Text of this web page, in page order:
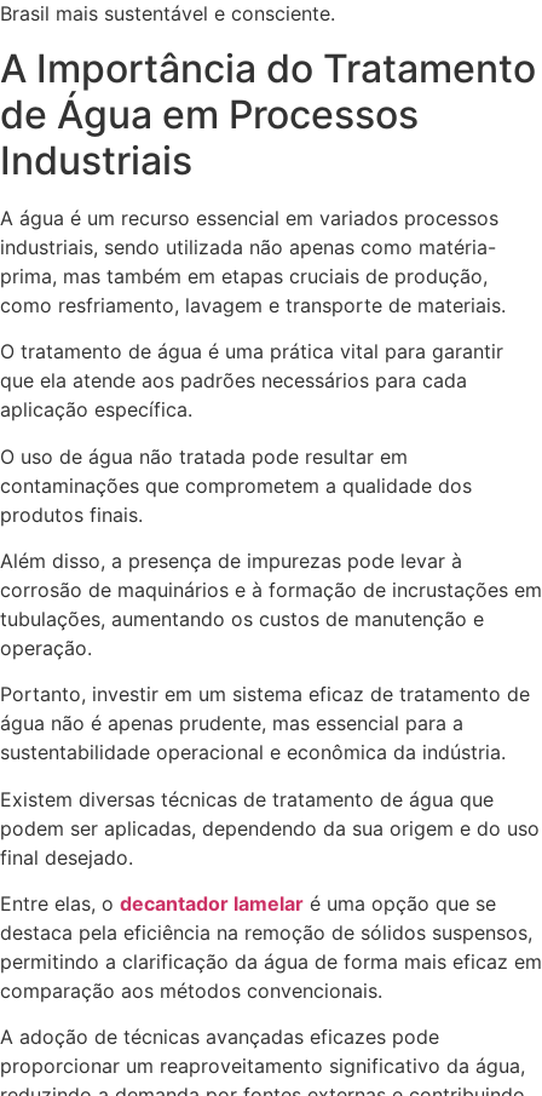
Brasil mais sustentável e consciente.
A Importância do Tratamento
de Água em Processos
Industriais
A água é um recurso essencial em variados processos
industriais, sendo utilizada não apenas como matéria-
prima, mas também em etapas cruciais de produção,
como resfriamento, lavagem e transporte de materiais.
O tratamento de água é uma prática vital para garantir
que ela atende aos padrões necessários para cada
aplicação específica.
O uso de água não tratada pode resultar em
contaminações que comprometem a qualidade dos
produtos finais.
Além disso, a presença de impurezas pode levar à
corrosão de maquinários e à formação de incrustações em
tubulações, aumentando os custos de manutenção e
operação.
Portanto, investir em um sistema eficaz de tratamento de
água não é apenas prudente, mas essencial para a
sustentabilidade operacional e econômica da indústria.
Existem diversas técnicas de tratamento de água que
podem ser aplicadas, dependendo da sua origem e do uso
final desejado.
Entre elas, o decantador lamelar é uma opção que se
destaca pela eficiência na remoção de sólidos suspensos,
permitindo a clarificação da água de forma mais eficaz em
comparação aos métodos convencionais.
A adoção de técnicas avançadas eficazes pode
proporcionar um reaproveitamento significativo da água,